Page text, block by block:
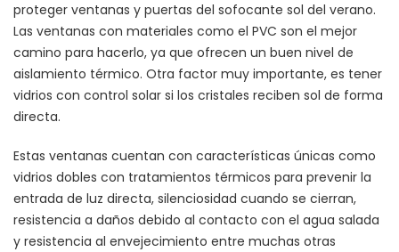
proteger ventanas y puertas del sofocante sol del verano.
Las ventanas con materiales como el PVC son el mejor
camino para hacerlo, ya que ofrecen un buen nivel de
aislamiento térmico. Otra factor muy importante, es tener
vidrios con control solar si los cristales reciben sol de forma
directa.
Estas ventanas cuentan con características únicas como
vidrios dobles con tratamientos térmicos para prevenir la
entrada de luz directa, silenciosidad cuando se cierran,
resistencia a daños debido al contacto con el agua salada
y resistencia al envejecimiento entre muchas otras